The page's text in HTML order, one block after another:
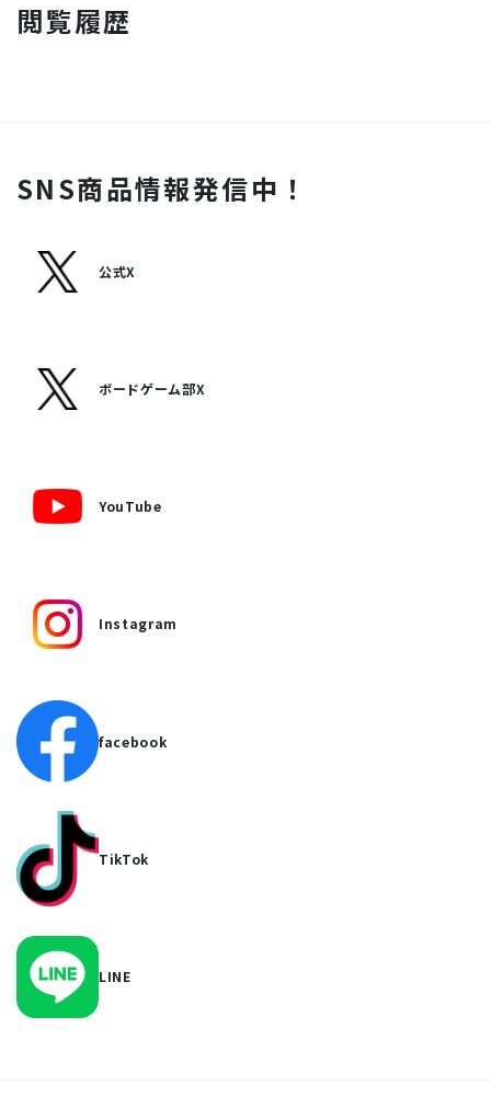
閲覧履歴
SNS商品情報発信中！
公式X
ボードゲーム部X
YouTube
Instagram
facebook
TikTok
LINE